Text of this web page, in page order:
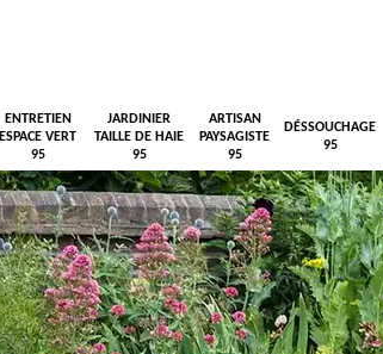
ENTRETIEN
ESPACE VERT
95
JARDINIER
TAILLE DE HAIE
95
ARTISAN
PAYSAGISTE
95
DÉSSOUCHAGE
95